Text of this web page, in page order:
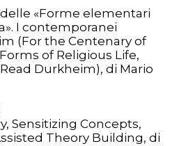
«Forme elementari
I contemporanei
(For the Centenary of
of Religious Life,
Durkheim), di Mario
Sensitizing Concepts,
Theory Building, di